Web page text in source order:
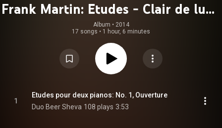
Frank Martin: Etudes - Clair de lune
- Quatre sonnets à Cassandre -
Esquisse - Trio sur des mélodies
populaires irlandaises - Ballade -
Ouverture et foxtrot
Album • 2014
17 songs • 1 hour, 6 minutes
1
Etudes pour deux pianos: No. 1, Ouverture
Duo Beer Sheva 108 plays 3:53